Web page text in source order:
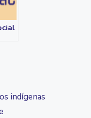
indígenas